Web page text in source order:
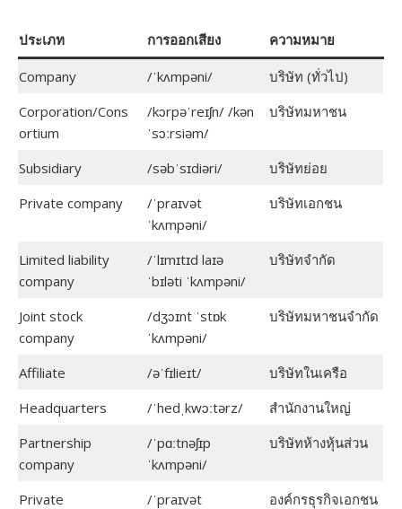
ประเภท การออกเสียง ความหมาย
Company /ˈkʌmpəni/
บริษัท (ทั่วไป)
Corporation/Cons
ortium
/kɔrpəˈreɪʃn/ /kən
ˈsɔːrsiəm/
บริษัทมหาชน
Subsidiary /səbˈsɪdiəri/
บริษัทย่อย
Private company
/ˈpraɪvət
ˈkʌmpəni/
บริษัทเอกชน
Limited liability
company
/ˈlɪmɪtɪd laɪə
ˈbɪləti ˈkʌmpəni/
บริษัทจำกัด
Joint stock
company
/dʒɔɪnt ˈstɒk
ˈkʌmpəni/
บริษัทมหาชนจำกัด
Affiliate /əˈfɪlieɪt/
บริษัทในเครือ
Headquarters
/ˈhedˌkwɔːtərz/
สำนักงานใหญ่
Partnership
company
/ˈpɑːtnəʃɪp
ˈkʌmpəni/
บริษัทห้างหุ้นส่วน
Private
/ˈpraɪvət
องค์กรธุรกิจเอกชน